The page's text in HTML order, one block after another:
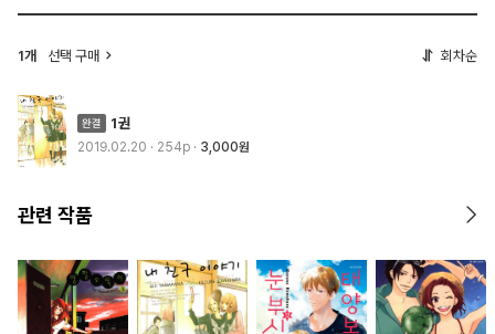
1개 선택 구매 회차순
1권
2019.02.20 · 254p 3,000원
관련 작품